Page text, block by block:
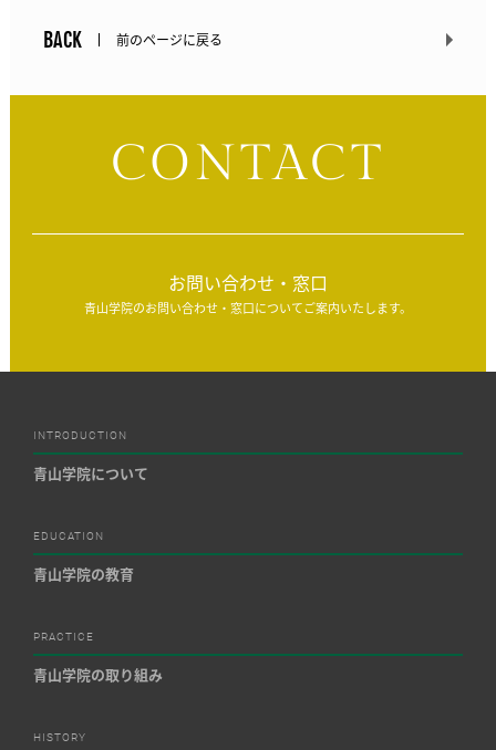
BACK 前のページに戻る
CONTACT
お問い合わせ・窓口
青山学院のお問い合わせ・窓口についてご案内いたします。
INTRODUCTION
青山学院について
EDUCATION
青山学院の教育
PRACTICE
青山学院の取り組み
HISTORY